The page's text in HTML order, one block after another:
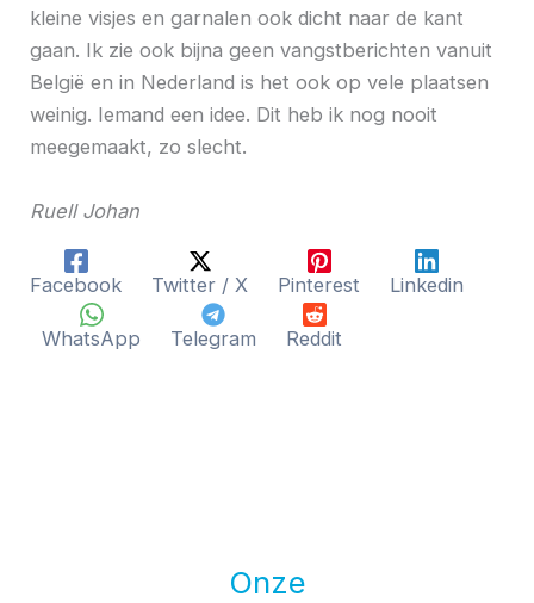
kleine visjes en garnalen ook dicht naar de kant
gaan. Ik zie ook bijna geen vangstberichten vanuit
België en in Nederland is het ook op vele plaatsen
weinig. Iemand een idee. Dit heb ik nog nooit
meegemaakt, zo slecht.
Ruell Johan
Facebook Twitter / X Pinterest Linkedin
WhatsApp Telegram Reddit
Onze